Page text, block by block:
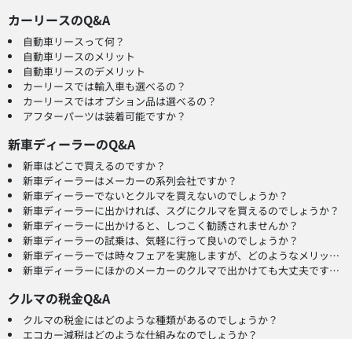
カーリースのQ&A
自動車リースって何？
自動車リースのメリット
自動車リースのデメリット
カーリースでは輸入車も選べるの？
カーリースではオプション品は選べるの？
アフターパーツは装着可能ですか？
新車ディーラーのQ&A
新車はどこで買えるのですか？
新車ディーラーはメーカーの系列会社ですか？
新車ディーラーでないとクルマを買えないのでしょうか？
新車ディーラーに出かければ、スグにクルマを買えるのでしょうか？
新車ディーラーに出かけると、しつこく勧誘されませんか？
新車ディーラーの試乗は、気軽に行って良いのでしょうか？
新車ディーラーでは時々フェアを実施しますが、どのようなメリットがあるのでしょうか？
新車ディーラーにほかのメーカーのクルマで出かけても大丈夫ですか？
クルマの税金Q&A
クルマの税金にはどのような種類があるのでしょうか？
エコカー減税はどのような仕組みなのでしょうか？